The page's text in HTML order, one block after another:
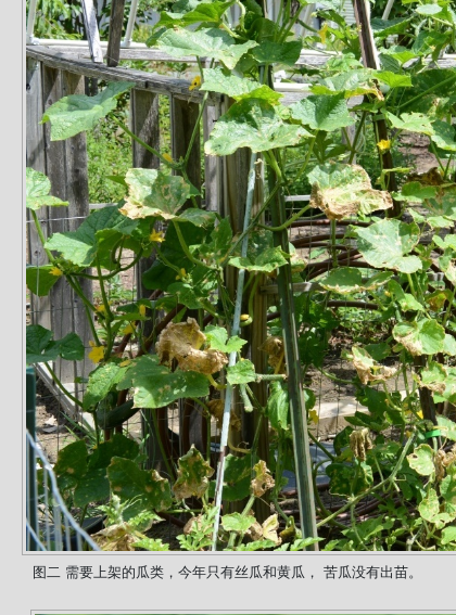
图二 需要上架的瓜类，今年只有丝瓜和黄瓜， 苦瓜没有出苗。